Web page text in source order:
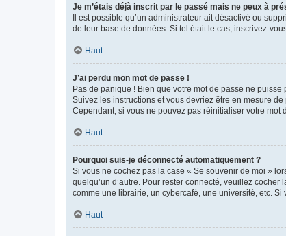
Je m’étais déjà inscrit par le passé mais ne peux à
Il est possible qu’un administrateur ait désactivé ou
de leur base de données. Si tel était le cas, inscrivez-
Haut
J’ai perdu mon mot de passe !
Pas de panique ! Bien que votre mot de passe ne
Suivez les instructions et vous devriez être en mesure
Cependant, si vous ne pouvez pas réinitialiser votre mot
Haut
Pourquoi suis-je déconnecté automatiquement ?
Si vous ne cochez pas la case « Se souvenir de moi »
quelqu’un d’autre. Pour rester connecté, veuillez
comme une librairie, un cybercafé, une université, etc. Si
Haut